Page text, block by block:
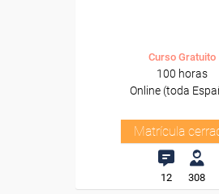
Curso Gratuito
100 horas
Online (toda
Matrícula
12 308